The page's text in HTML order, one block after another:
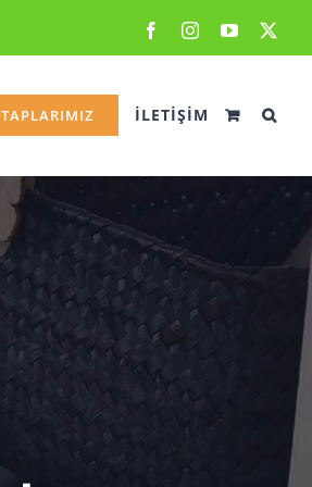
FacebookInstagramYouTube
İLETİŞİM